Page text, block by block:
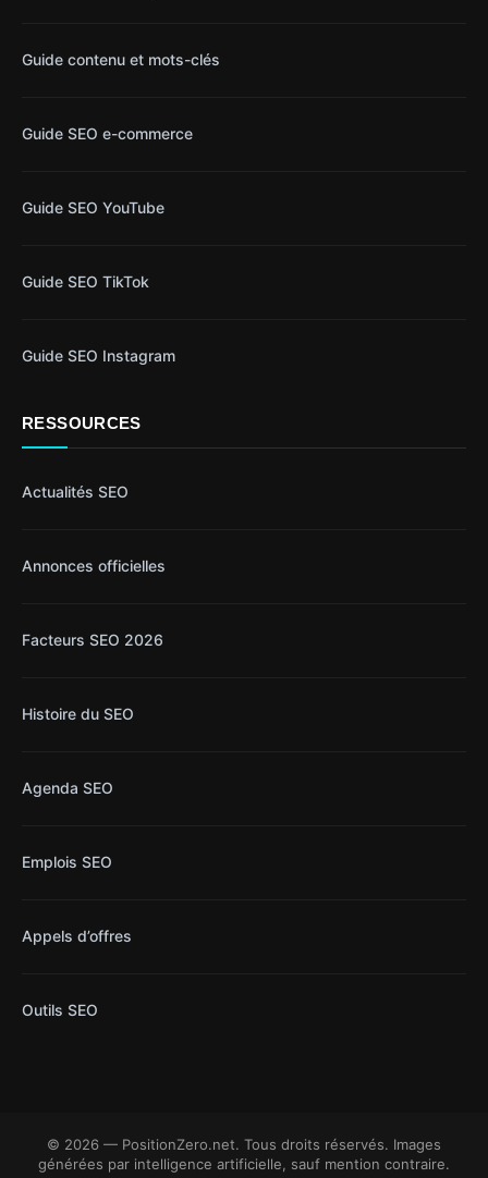
Guide contenu et mots-clés
Guide SEO e-commerce
Guide SEO YouTube
Guide SEO TikTok
Guide SEO Instagram
RESSOURCES
Actualités SEO
Annonces officielles
Facteurs SEO 2026
Histoire du SEO
Agenda SEO
Emplois SEO
Appels d’offres
Outils SEO
© 2026 — PositionZero.net. Tous droits réservés. Images
générées par intelligence artificielle, sauf mention contraire.